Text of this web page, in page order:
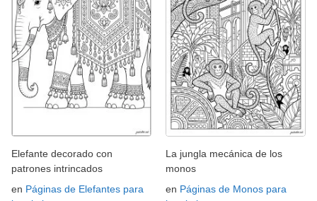
Elefante decorado con
patrones intrincados
en Páginas de Elefantes para
La jungla mecánica de los
monos
en Páginas de Monos para